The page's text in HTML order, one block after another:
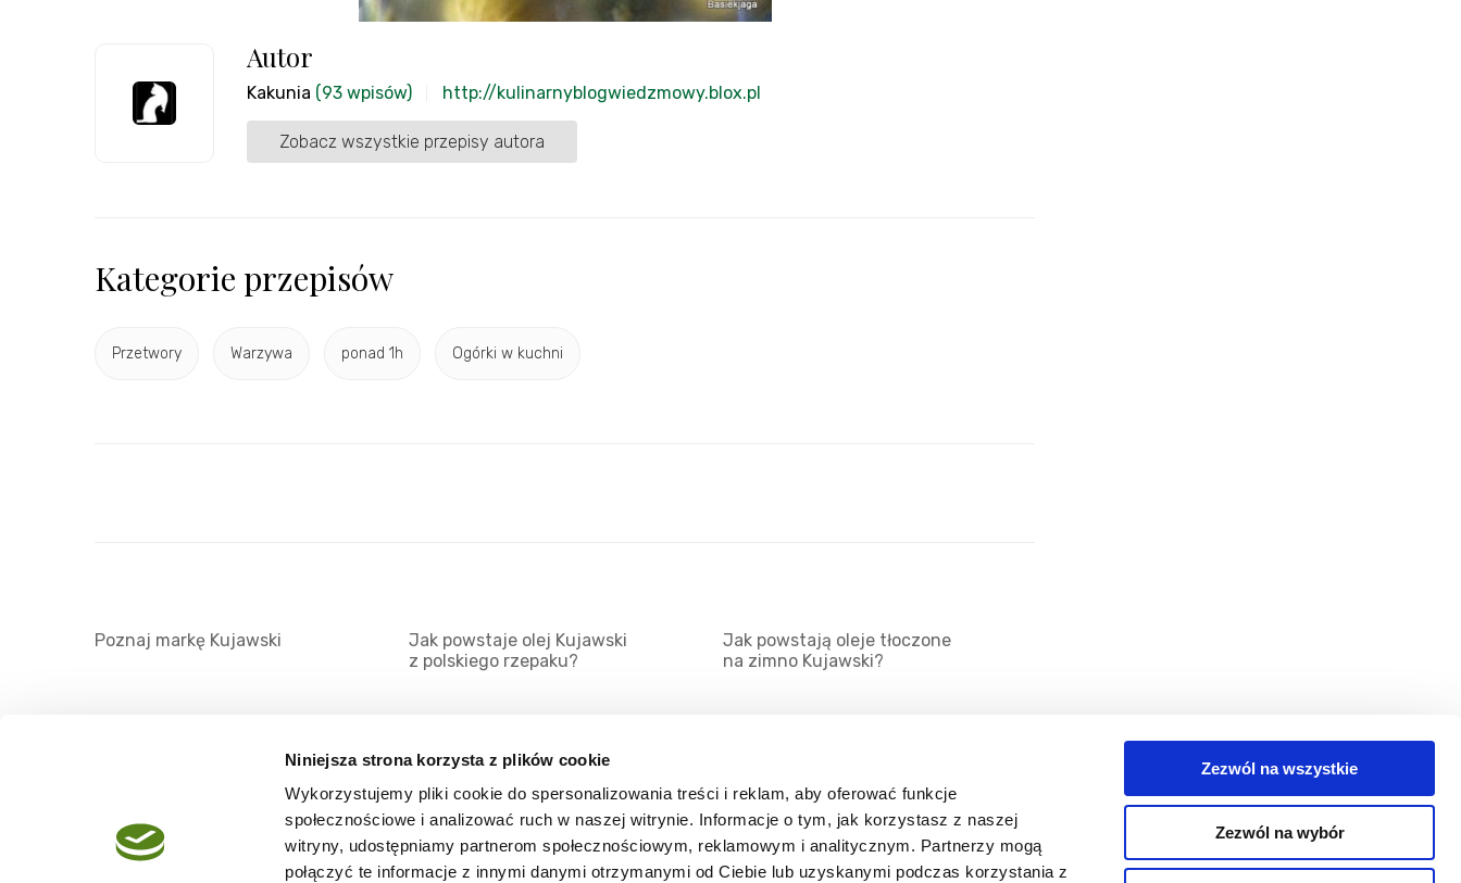
Niniejsza strona korzysta z plików cookie
Wykorzystujemy pliki cookie do spersonalizowania treści i reklam, aby oferować funkcje
społecznościowe i analizować ruch w naszej witrynie. Informacje o tym, jak korzystasz z naszej
witryny, udostępniamy partnerom społecznościowym, reklamowym i analitycznym. Partnerzy mogą
połączyć te informacje z innymi danymi otrzymanymi od Ciebie lub uzyskanymi podczas korzystania z
Zezwól na wszystkie
Zezwól na wybór
Autor
Kakunia (93 wpisów) http://kulinarnyblogwiedzmowy.blox.pl
Zobacz wszystkie przepisy autora
Kategorie przepisów
Przetwory Warzywa ponad 1h Ogórki w kuchni
Poznaj markę Kujawski
Jak powstaje olej Kujawski
z polskiego rzepaku?
Jak powstają oleje tłoczone
na zimno Kujawski?
Regulamin
Mapa serwisu
Kanały RSS
Kategorie
Kontakt